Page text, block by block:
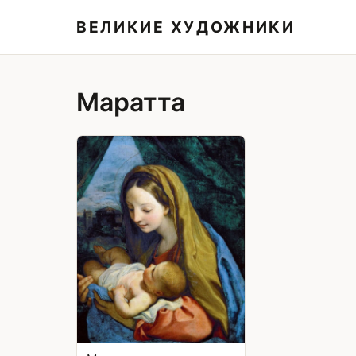
ВЕЛИКИЕ ХУДОЖНИКИ
Маратта